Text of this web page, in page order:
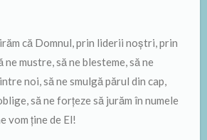
că Domnul, prin liderii noștri, prin
ne mustre, să ne blesteme, să ne
noi, să ne smulgă părul din cap,
să ne forțeze să jurăm în numele
vom ține de El!